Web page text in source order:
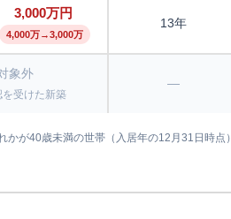
3,000万円
4,000万→3,000万
13年
象外
受けた新築
—
が40歳未満の世帯（入居年の12月31日時点）